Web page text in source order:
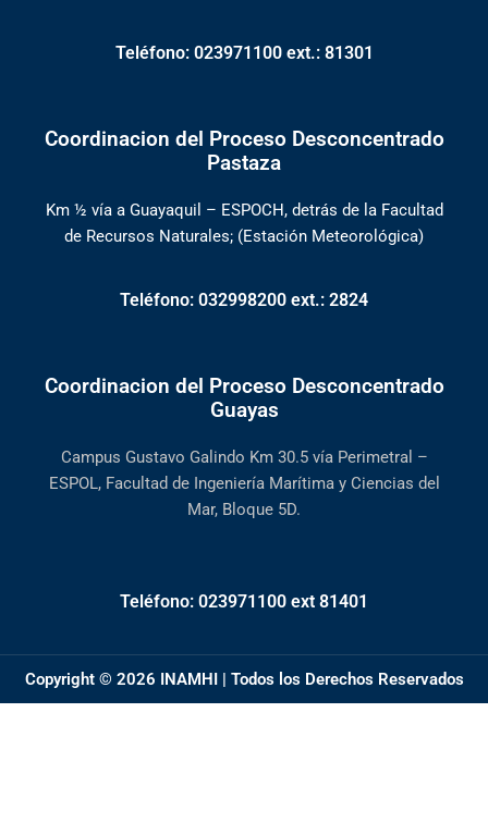
Coordinacion del Proceso Desconcentrado
Guayas
Campus Gustavo Galindo Km 30.5 vía Perimetral –
ESPOL, Facultad de Ingeniería Marítima y Ciencias del
Mar, Bloque 5D.
Teléfono: 023971100 ext 81401
Coordinacion del Proceso Desconcentrado
Pastaza
Km ½ vía a Guayaquil – ESPOCH, detrás de la Facultad
de Recursos Naturales; (Estación Meteorológica)
Teléfono: 032998200 ext.: 2824
Teléfono: 023971100 ext.: 81301
Copyright © 2026 INAMHI | Todos los Derechos Reservados